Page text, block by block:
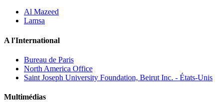
Al Mazeed
Lamsa
A l'International
Bureau de Paris
North America Office
Saint Joseph University Foundation, Beirut Inc. - États-Unis
Multimédias